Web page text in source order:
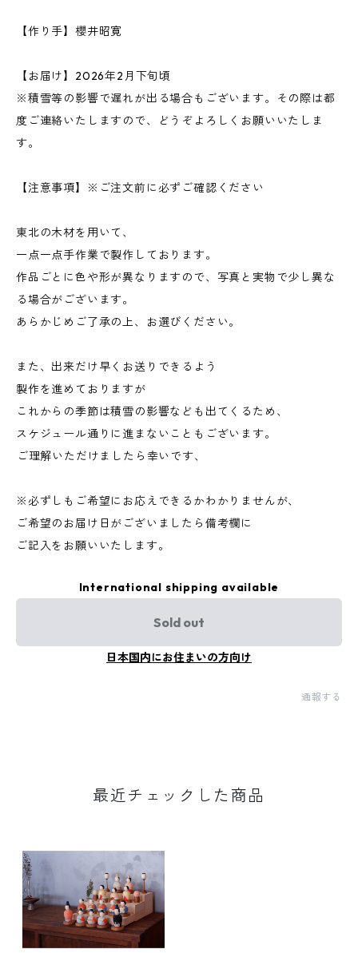
【作り手】櫻井昭寛
【お届け】2026年2月下旬頃
※積雪等の影響で遅れが出る場合もございます。その際は都
度ご連絡いたしますので、どうぞよろしくお願いいたしま
す。
【注意事項】※ご注文前に必ずご確認ください
東北の木材を用いて、
一点一点手作業で製作しております。
作品ごとに色や形が異なりますので、写真と実物で少し異な
る場合がございます。
あらかじめご了承の上、お選びください。
また、出来だけ早くお送りできるよう
製作を進めておりますが
これからの季節は積雪の影響なども出てくるため、
スケジュール通りに進まないこともございます。
⁡ご理解いただけましたら幸いです、
※必ずしもご希望にお応えできるかわかりませんが、
ご希望のお届け日がございましたら備考欄に
ご記入をお願いいたします。
International shipping available
Sold out
日本国内にお住まいの方向け
通報する
最近チェックした商品